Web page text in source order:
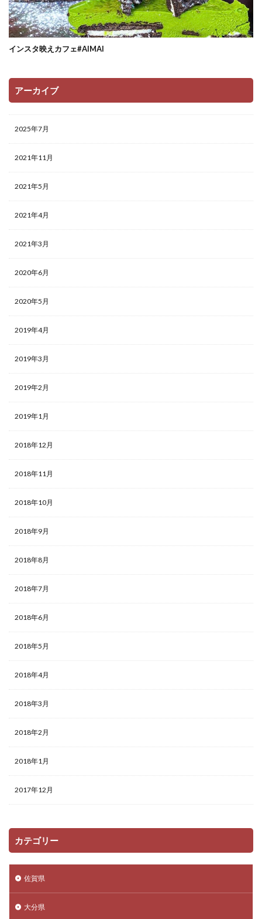
インスタ映えカフェ#AIMAI
アーカイブ
2025年7月
2021年11月
2021年5月
2021年4月
2021年3月
2020年6月
2020年5月
2019年4月
2019年3月
2019年2月
2019年1月
2018年12月
2018年11月
2018年10月
2018年9月
2018年8月
2018年7月
2018年6月
2018年5月
2018年4月
2018年3月
2018年2月
2018年1月
2017年12月
カテゴリー
佐賀県
大分県